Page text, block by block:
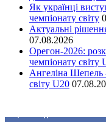
Як українці
чемпіонату світу
Актуальні
07.08.2026
Орегон-2026:
чемпіонату світу
Ангеліна Шепель
світу U20